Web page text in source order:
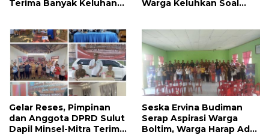
Terima Banyak Keluhan
Warga Keluhkan Soal
Gelar Reses, Pimpinan
dan Anggota DPRD Sulut
Dapil Minsel-Mitra Terima
Seska Ervina Budiman
Serap Aspirasi Warga
Boltim, Warga Harap Ada